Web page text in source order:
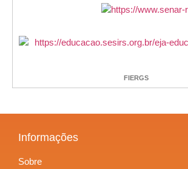
FIERGS
Informações
Sobre